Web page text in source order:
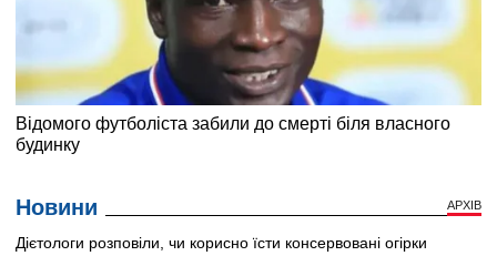
Новини АРХІВ
Дієтологи розповіли, чи корисно їсти консервовані огірки